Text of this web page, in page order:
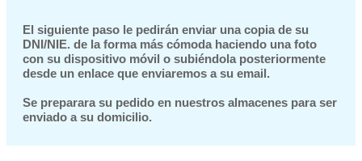
El siguiente paso le pedirán enviar una copia de su
DNI/NIE. de la forma más cómoda haciendo una foto
con su dispositivo móvil o subiéndola posteriormente
desde un enlace que enviaremos a su email.
Se preparara su pedido en nuestros almacenes para ser
enviado a su domicilio.